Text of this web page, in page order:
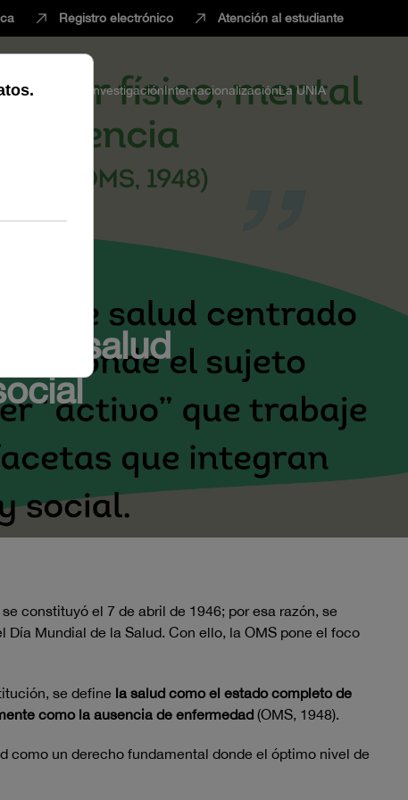
Registro electrónico Atención al estudiante
Profesorado InvestigaciónInternacionalizaciónLa UNIA
salud
constituyó el 7 de abril de 1946; por esa razón, se
Mundial de la Salud. Con ello, la OMS pone el foco
se define la salud como el estado completo de
como la ausencia de enfermedad(OMS, 1948).
como un derecho fundamental donde el óptimo nivel de